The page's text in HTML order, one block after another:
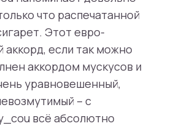
что распечатанной
Этот евро-
аккорд, если так можно
аккордом мускусов и
уравновешенный,
– с
всё абсолютно